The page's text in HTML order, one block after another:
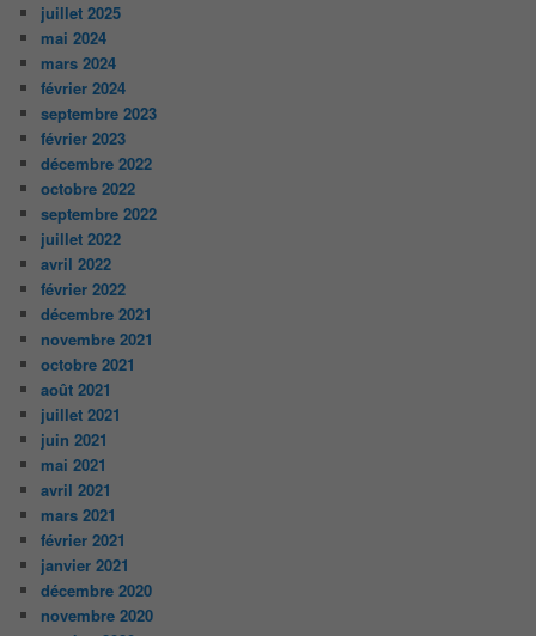
juillet 2025
mai 2024
mars 2024
février 2024
septembre 2023
février 2023
décembre 2022
octobre 2022
septembre 2022
juillet 2022
avril 2022
février 2022
décembre 2021
novembre 2021
octobre 2021
août 2021
juillet 2021
juin 2021
mai 2021
avril 2021
mars 2021
février 2021
janvier 2021
décembre 2020
novembre 2020